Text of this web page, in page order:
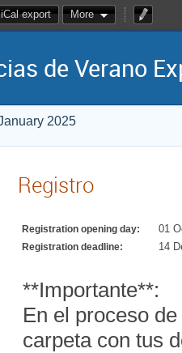
iCal export More
de Verano
2025
Registro
Registration opening day: 01
Registration deadline: 14
**Importante**:
En el proceso
carpeta con tus